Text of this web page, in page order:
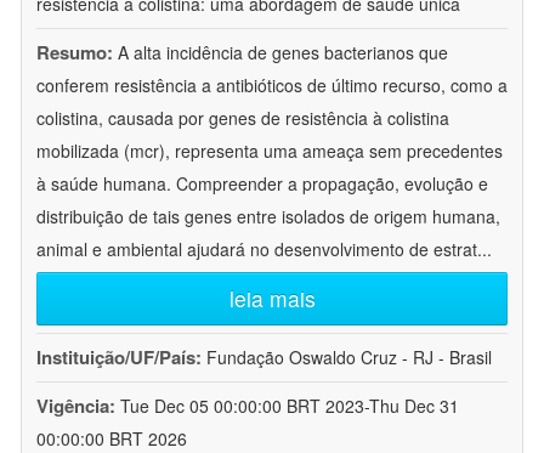
Resumo: A alta incidência de genes bacterianos que
conferem resistência a antibióticos de último recurso, como a
colistina, causada por genes de resistência à colistina
mobilizada (mcr), representa uma ameaça sem precedentes
à saúde humana. Compreender a propagação, evolução e
distribuição de tais genes entre isolados de origem humana,
animal e ambiental ajudará no desenvolvimento de estrat...
leia mais
Instituição/UF/País: Fundação Oswaldo Cruz - RJ - Brasil
Vigência: Tue Dec 05 00:00:00 BRT 2023-Thu Dec 31
00:00:00 BRT 2026